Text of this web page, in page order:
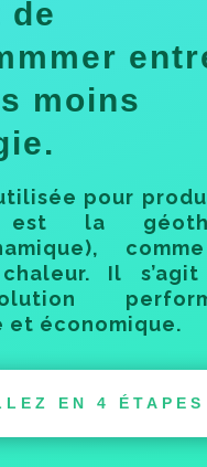
de
moins
pour
est la
Il s’agit
et économique.
EN 4 ÉTAPES